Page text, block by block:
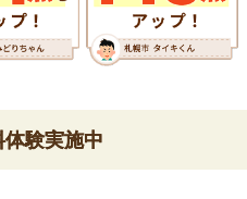
験実施中